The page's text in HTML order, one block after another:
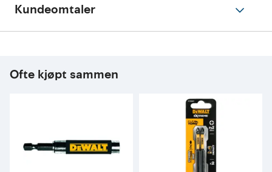
Kundeomtaler
Ofte kjøpt sammen